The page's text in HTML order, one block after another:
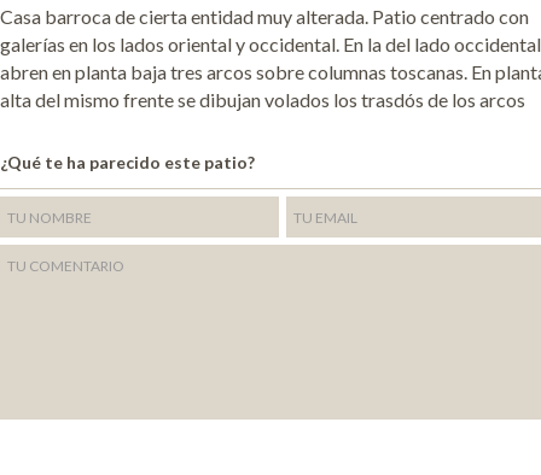
Casa barroca de cierta entidad muy alterada. Patio centrado con
galerías en los lados oriental y occidental. En la del lado occidental
abren en planta baja tres arcos sobre columnas toscanas. En
alta del mismo frente se dibujan volados los trasdós de los arcos
escondidos en el muro. En algunos rincones se observan capiteles,
¿Qué te ha parecido este patio?